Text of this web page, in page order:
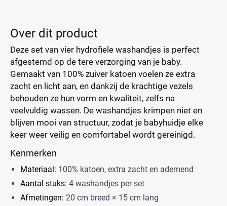
Over dit product
Deze set van vier hydrofiele washandjes is perfect
afgestemd op de tere verzorging van je baby.
Gemaakt van 100% zuiver katoen voelen ze extra
zacht en licht aan, en dankzij de krachtige vezels
behouden ze hun vorm en kwaliteit, zelfs na
veelvuldig wassen. De washandjes krimpen niet en
blijven mooi van structuur, zodat je babyhuidje elke
keer weer veilig en comfortabel wordt gereinigd.
Kenmerken
Materiaal: 100% katoen, extra zacht en ademend
Aantal stuks: 4 washandjes per set
Afmetingen: 20 cm breed × 15 cm lang